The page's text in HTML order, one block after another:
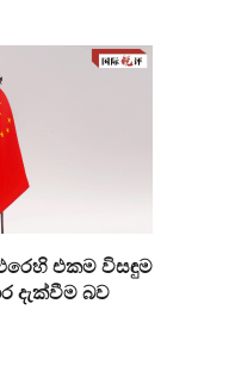
එකම විසඳුම
දැක්වීම බව